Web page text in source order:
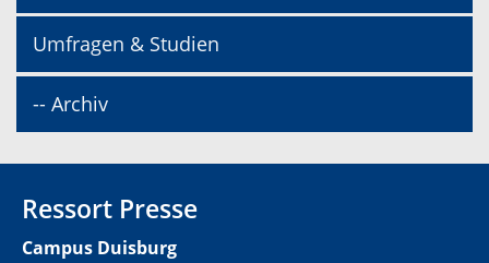
Umfragen & Studien
-- Archiv
Ressort Presse
Campus Duisburg